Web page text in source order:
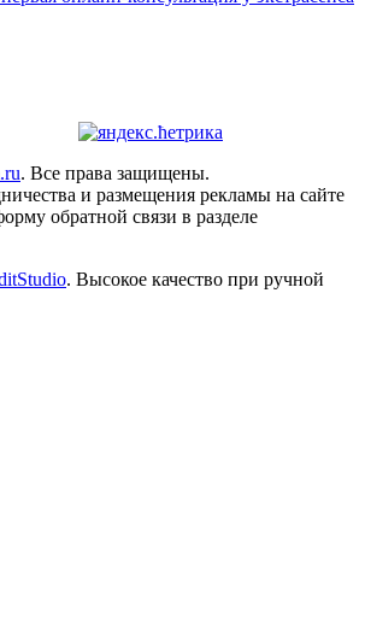
. Все права защищены.
и размещения рекламы на сайте
обратной связи в разделе
. Высокое качество при ручной